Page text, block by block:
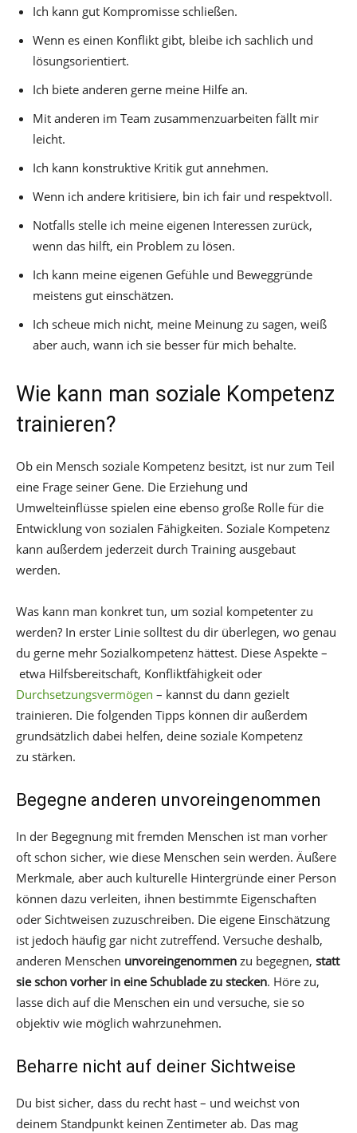
Ich kann gut Kompromisse schließen.
Wenn es einen Konflikt gibt, bleibe ich sachlich und
lösungsorientiert.
Ich biete anderen gerne meine Hilfe an.
Mit anderen im Team zusammenzuarbeiten fällt mir
leicht.
Ich kann konstruktive Kritik gut annehmen.
Wenn ich andere kritisiere, bin ich fair und respektvoll.
Notfalls stelle ich meine eigenen Interessen zurück,
wenn das hilft, ein Problem zu lösen.
Ich kann meine eigenen Gefühle und Beweggründe
meistens gut einschätzen.
Ich scheue mich nicht, meine Meinung zu sagen, weiß
aber auch, wann ich sie besser für mich behalte.
Wie kann man soziale Kompetenz
trainieren?
Ob ein Mensch soziale Kompetenz besitzt, ist nur zum Teil
eine Frage seiner Gene. Die Erziehung und
Umwelteinflüsse spielen eine ebenso große Rolle für die
Entwicklung von sozialen Fähigkeiten. Soziale Kompetenz
kann außerdem jederzeit durch Training ausgebaut
werden.
Was kann man konkret tun, um sozial kompetenter zu
werden? In erster Linie solltest du dir überlegen, wo genau
du gerne mehr Sozialkompetenz hättest. Diese Aspekte –
etwa Hilfsbereitschaft, Konfliktfähigkeit oder
Durchsetzungsvermögen – kannst du dann gezielt
trainieren. Die folgenden Tipps können dir außerdem
grundsätzlich dabei helfen, deine soziale Kompetenz
zu stärken.
Begegne anderen unvoreingenommen
In der Begegnung mit fremden Menschen ist man vorher
oft schon sicher, wie diese Menschen sein werden. Äußere
Merkmale, aber auch kulturelle Hintergründe einer Person
können dazu verleiten, ihnen bestimmte Eigenschaften
oder Sichtweisen zuzuschreiben. Die eigene Einschätzung
ist jedoch häufig gar nicht zutreffend. Versuche deshalb,
anderen Menschen unvoreingenommen zu begegnen, statt
sie schon vorher in eine Schublade zu stecken. Höre zu,
lasse dich auf die Menschen ein und versuche, sie so
objektiv wie möglich wahrzunehmen.
Beharre nicht auf deiner Sichtweise
Du bist sicher, dass du recht hast – und weichst von
deinem Standpunkt keinen Zentimeter ab. Das mag